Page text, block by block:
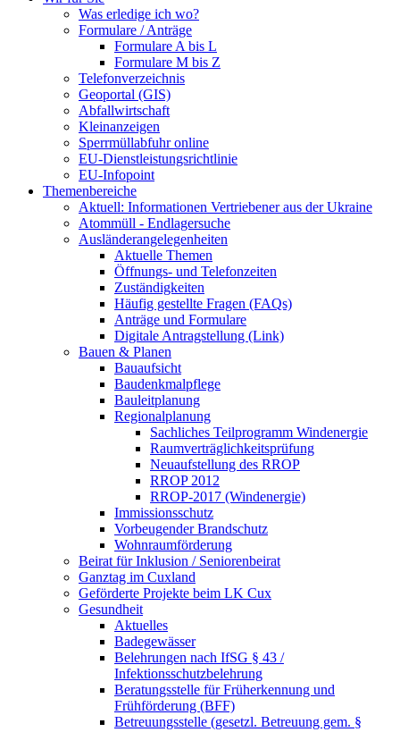
Was erledige ich wo?
Formulare / Anträge
Formulare A bis L
Formulare M bis Z
Telefonverzeichnis
Geoportal (GIS)
Abfallwirtschaft
Kleinanzeigen
Sperrmüllabfuhr online
EU-Dienstleistungsrichtlinie
EU-Infopoint
Themenbereiche
Aktuell: Informationen Vertriebener aus der Ukraine
Atommüll - Endlagersuche
Ausländerangelegenheiten
Aktuelle Themen
Öffnungs- und Telefonzeiten
Zuständigkeiten
Häufig gestellte Fragen (FAQs)
Anträge und Formulare
Digitale Antragstellung (Link)
Bauen & Planen
Bauaufsicht
Baudenkmalpflege
Bauleitplanung
Regionalplanung
Sachliches Teilprogramm Windenergie
Raumverträglichkeitsprüfung
Neuaufstellung des RROP
RROP 2012
RROP-2017 (Windenergie)
Immissionsschutz
Vorbeugender Brandschutz
Wohnraumförderung
Beirat für Inklusion / Seniorenbeirat
Ganztag im Cuxland
Geförderte Projekte beim LK Cux
Gesundheit
Aktuelles
Badegewässer
Belehrungen nach IfSG § 43 /
Infektionsschutzbelehrung
Beratungsstelle für Früherkennung und
Frühförderung (BFF)
Betreuungsstelle (gesetzl. Betreuung gem. §